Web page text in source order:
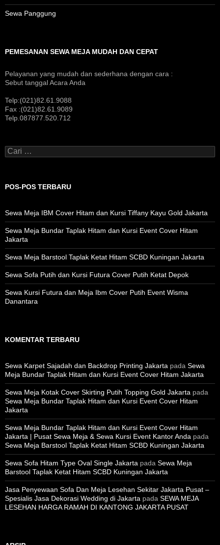
Sewa Panggung
PEMESANAN SEWA MEJA MUDAH DAN CEPAT
Pelayanan yang mudah dan sederhana dengan cara :
Sebut tanggal Acara Anda
Telp:(021)82.61.9088
Fax :(021)82.61.9089
Telp.087877.520.712
Cari
untuk:
POS-POS TERBARU
Sewa Meja IBM Cover Hitam dan Kursi Tiffany Kayu Gold Jakarta
Sewa Meja Bundar Taplak Hitam dan Kursi Event Cover Hitam
Jakarta
Sewa Meja Barstool Taplak Ketat Hitam SCBD Kuningan Jakarta
Sewa Sofa Putih dan Kursi Futura Cover Putih Ketat Depok
Sewa Kursi Futura dan Meja Ibm Cover Putih Event Wisma
Danantara
KOMENTAR TERBARU
Sewa Karpet Sajadah dan Backdrop Printing Jakarta pada Sewa
Meja Bundar Taplak Hitam dan Kursi Event Cover Hitam Jakarta
Sewa Meja Kotak Cover Skirting Putih Topping Gold Jakarta pada
Sewa Meja Bundar Taplak Hitam dan Kursi Event Cover Hitam
Jakarta
Sewa Meja Bundar Taplak Hitam dan Kursi Event Cover Hitam
Jakarta | Pusat Sewa Meja & Sewa Kursi Event Kantor Anda pada
Sewa Meja Barstool Taplak Ketat Hitam SCBD Kuningan Jakarta
Sewa Sofa Hitam Type Oval Single Jakarta pada Sewa Meja
Barstool Taplak Ketat Hitam SCBD Kuningan Jakarta
Jasa Penyewaan Sofa Dan Meja Lesehan Sekitar Jakarta Pusat –
Spesialis Jasa Dekorasi Wedding di Jakarta pada SEWA MEJA
LESEHAN HARGA RAMAH DI KANTONG JAKARTA PUSAT